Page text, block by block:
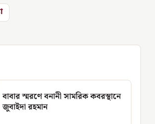
বাবার স্মরণে বনানী সামরিক কবরস্থানে
জুবাইদা রহমান